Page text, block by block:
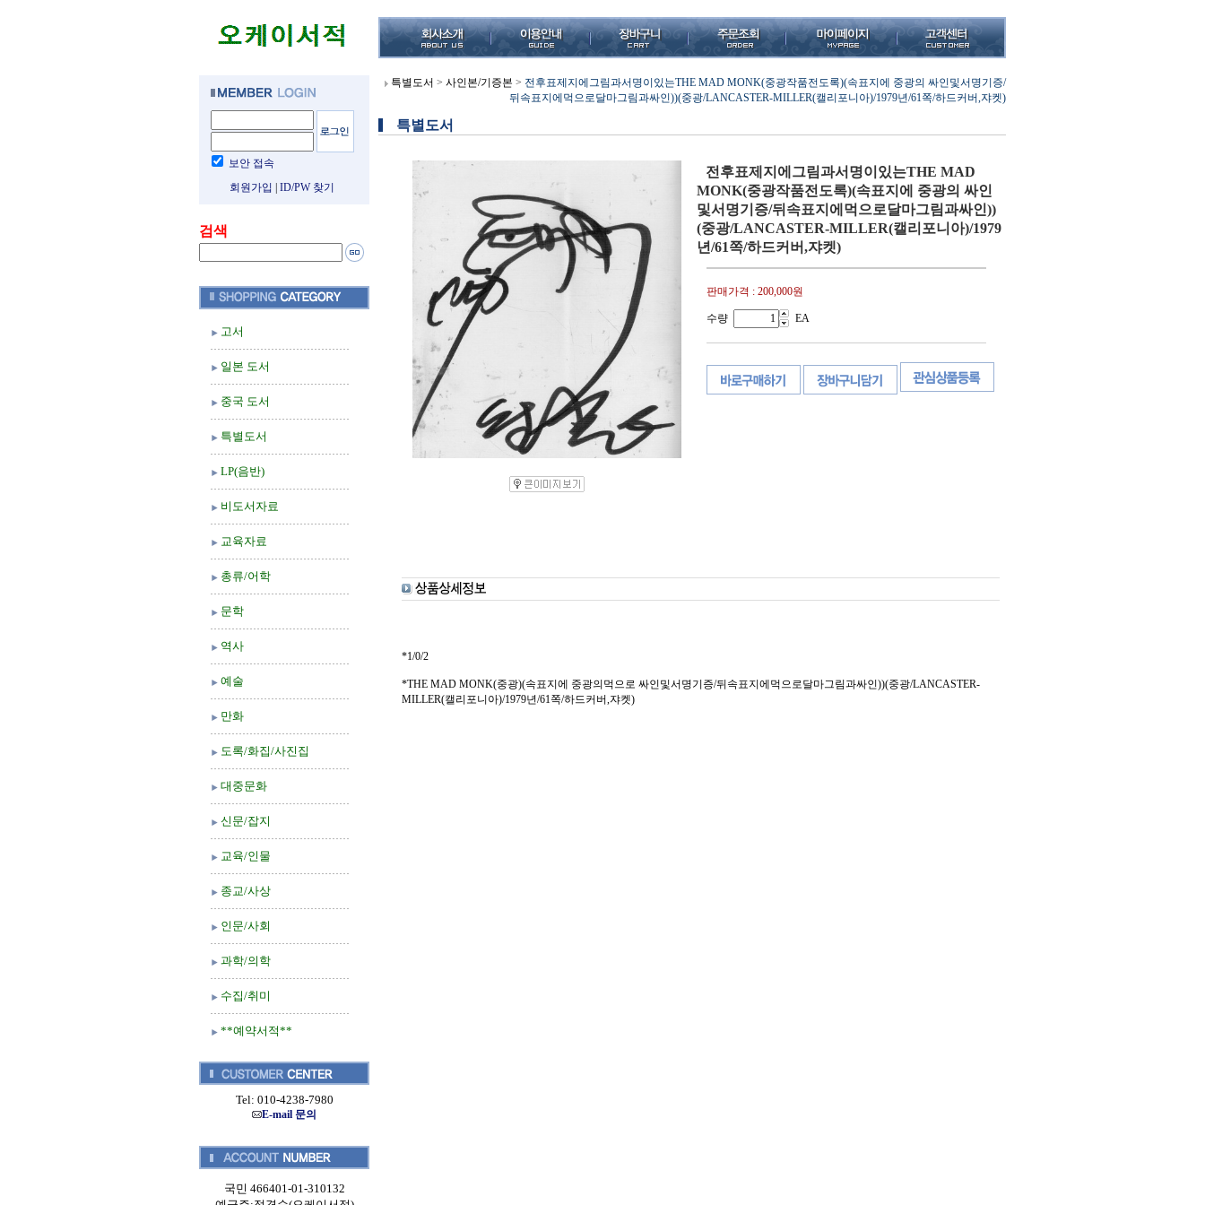
보안 접속
회원가입
ID/PW 찾기
검색
고서
일본 도서
중국 도서
특별도서
LP(음반)
비도서자료
교육자료
총류/어학
문학
역사
예술
만화
도록/화집/사진집
대중문화
신문/잡지
교육/인물
종교/사상
인문/사회
과학/의학
수집/취미
**예약서적**
Tel: 010-4238-7980
E-mail 문의
국민 466401-01-310132
특별도서 > 사인본/기증본 > 전후표제지에그림과서명이있는THE MAD MONK(중광작품전도록)(속표지에 중광의 싸인및서명기증/
뒤속표지에먹으로달마그림과싸인))(중광/LANCASTER-MILLER(캘리포니아)/1979년/61쪽/하드커버,쟈켓)
특별도서
전후표제지에그림과서명이있는THE MAD
MONK(중광작품전도록)(속표지에 중광의 싸인
및서명기증/뒤속표지에먹으로달마그림과싸인))
(중광/LANCASTER-MILLER(캘리포니아)/1979
년/61쪽/하드커버,쟈켓)
판매가격 : 200,000원
수량 EA
*1/0/2
*THE MAD MONK(중광)(속표지에 중광의먹으로 싸인및서명기증/뒤속표지에먹으로달마그림과싸인))(중광/LANCASTER-
MILLER(캘리포니아)/1979년/61쪽/하드커버,쟈켓)